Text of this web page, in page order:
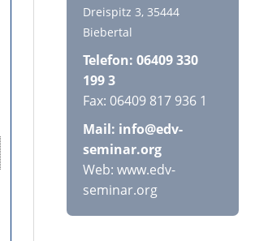
Dreispitz 3, 35444
Biebertal
Telefon: 06409 330
199 3
Fax: 06409 817 936 1
Mail: info@edv-
seminar.org
Web: www.edv-
seminar.org